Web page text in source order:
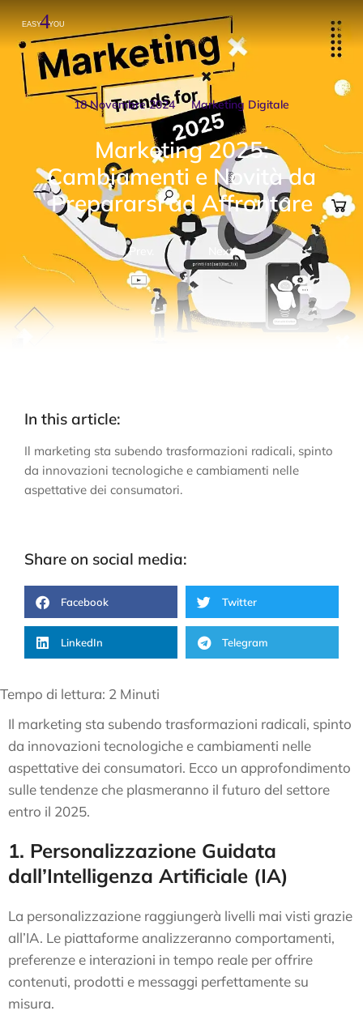
18 Novembre 2024 Marketing Digitale
Marketing 2025:
Cambiamenti e Novità da
Prepararsi ad Affrontare
Prev. Next
Tempo di lettura: 2 Minuti
Il marketing sta subendo trasformazioni radicali, spinto
da innovazioni tecnologiche e cambiamenti nelle
aspettative dei consumatori. Ecco un approfondimento
sulle tendenze che plasmeranno il futuro del settore
entro il 2025.
1. Personalizzazione Guidata
dall’Intelligenza Artificiale (IA)
La personalizzazione raggiungerà livelli mai visti grazie
all’IA. Le piattaforme analizzeranno comportamenti,
preferenze e interazioni in tempo reale per offrire
contenuti, prodotti e messaggi perfettamente su
misura.
In this article:
Il marketing sta subendo trasformazioni radicali, spinto
da innovazioni tecnologiche e cambiamenti nelle
aspettative dei consumatori.
Share on social media:
Facebook Twitter
LinkedIn Telegram